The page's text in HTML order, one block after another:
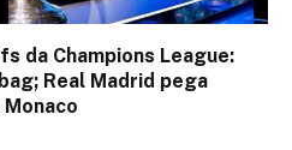
da Champions League:
Real Madrid pega